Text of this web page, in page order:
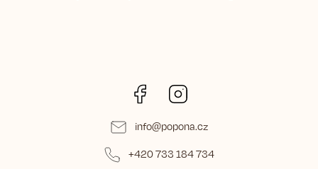
Facebook
info@popona.cz
+420 733 184 734